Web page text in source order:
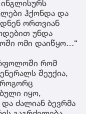
ჰქონდა და
ორთვიან
უნდა
ომი დაიწყო…“
რომ
შეუქია,
როგორც
იყო,
და ძალიან ბევრმა